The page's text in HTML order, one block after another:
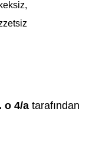
o 4/a tarafından